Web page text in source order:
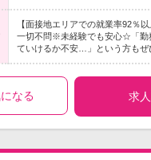
【面接地エリアでの就業率92％
一切不問※未経験でも安心☆「勤
ていけるか不安…」という方もぜ
なる 求